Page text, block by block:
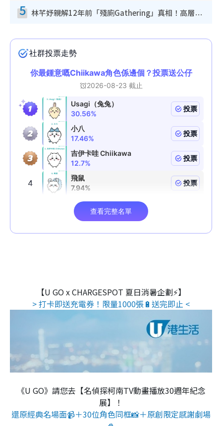
5 林芊妤親解12年前「殘廁Gathering」真相！高層解約一句話重創尊嚴至今拒返TVB
【U GO x CHARGESPOT 夏日消暑企劃⚡】
> 打卡即送充電券！限量1000張🔋送完即止 <
《U GO》請您去【名偵探柯南TV動畫播放30週年紀念
展】！
還原經典名場面📹＋30位角色同框📸＋原創限定感謝劇場